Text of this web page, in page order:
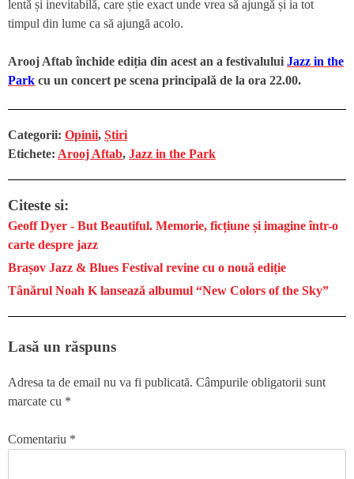
lentă și inevitabilă, care știe exact unde vrea să ajungă și ia tot
timpul din lume ca să ajungă acolo.
Arooj Aftab închide ediția din acest an a festivalului Jazz in the
Park cu un concert pe scena principală de la ora 22.00.
Categorii: Opinii, Știri
Etichete: Arooj Aftab, Jazz in the Park
Citeste si:
Geoff Dyer - But Beautiful. Memorie, ficțiune și imagine într-o
carte despre jazz
Brașov Jazz & Blues Festival revine cu o nouă ediție
Tânărul Noah K lansează albumul “New Colors of the Sky”
Lasă un răspuns
Adresa ta de email nu va fi publicată. Câmpurile obligatorii sunt
marcate cu *
Comentariu *